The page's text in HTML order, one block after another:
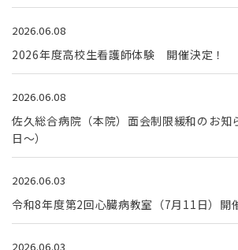
2026.06.08
2026年度高校生看護師体験 開催決定！
2026.06.08
佐久総合病院（本院）面会制限緩和のお知
日～）
2026.06.03
令和8年度第2回心臓病教室（7月11日）開
2026.06.03